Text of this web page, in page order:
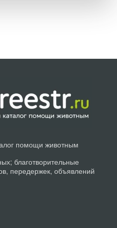
помощи животным
благотворительные
передержек, объявлений